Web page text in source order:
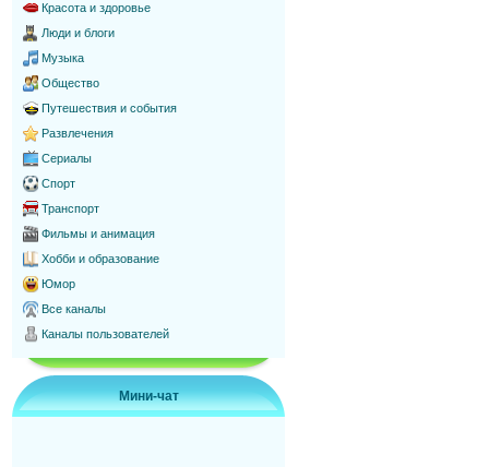
Красота и здоровье
Люди и блоги
Музыка
Общество
Путешествия и события
Развлечения
Сериалы
Спорт
Транспорт
Фильмы и анимация
Хобби и образование
Юмор
Все каналы
Каналы пользователей
Мини-чат